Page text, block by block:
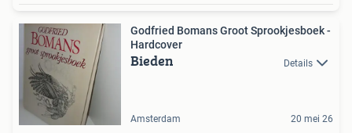
Godfried Bomans Groot Sprookjesboek -
Hardcover
Bieden Details
Amsterdam 20 mei 26